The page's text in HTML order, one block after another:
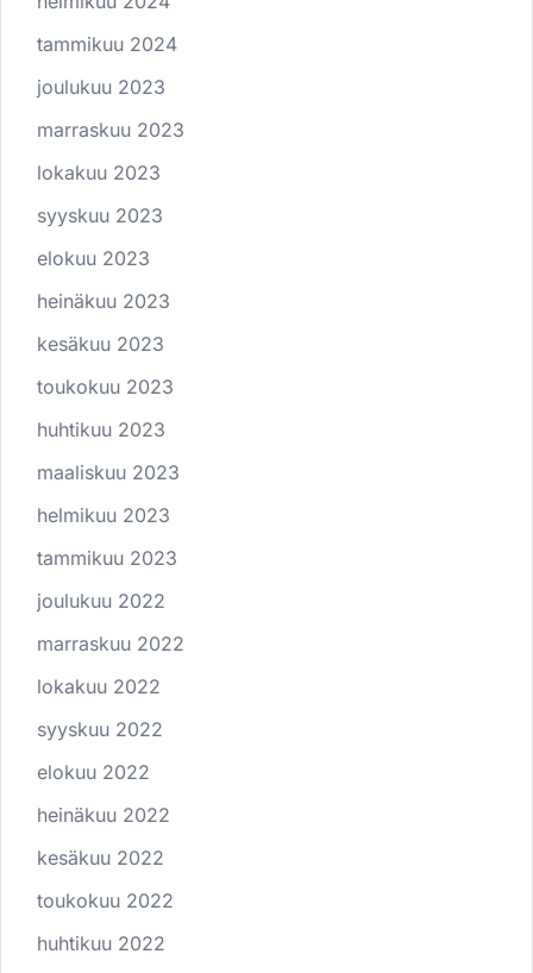
tammikuu 2024
joulukuu 2023
marraskuu 2023
lokakuu 2023
syyskuu 2023
elokuu 2023
heinäkuu 2023
kesäkuu 2023
toukokuu 2023
huhtikuu 2023
maaliskuu 2023
helmikuu 2023
tammikuu 2023
joulukuu 2022
marraskuu 2022
lokakuu 2022
syyskuu 2022
elokuu 2022
heinäkuu 2022
kesäkuu 2022
toukokuu 2022
huhtikuu 2022